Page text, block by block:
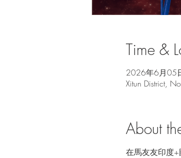
Time &
2026年6月05
Xitun District,
About
在馬友友印度